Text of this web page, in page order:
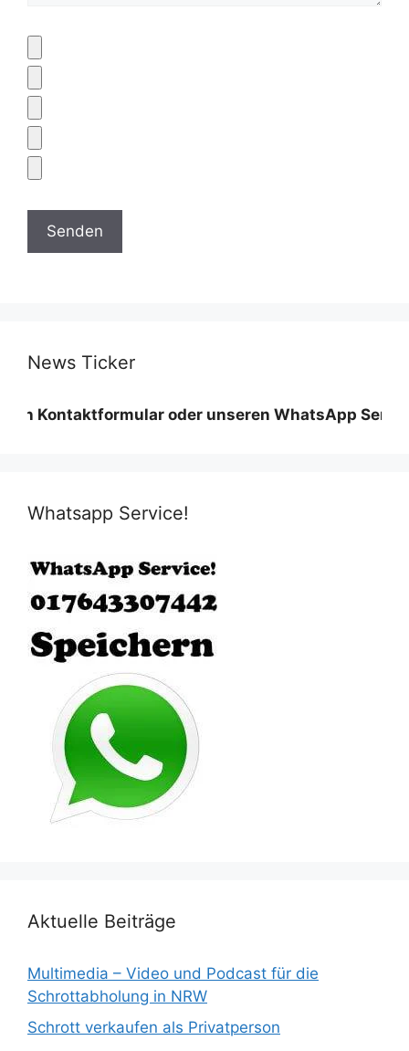
News Ticker
oder unseren WhatsApp Service und
Whatsapp Service!
Aktuelle Beiträge
Multimedia – Video und Podcast für die
Schrottabholung in NRW
Schrott verkaufen als Privatperson